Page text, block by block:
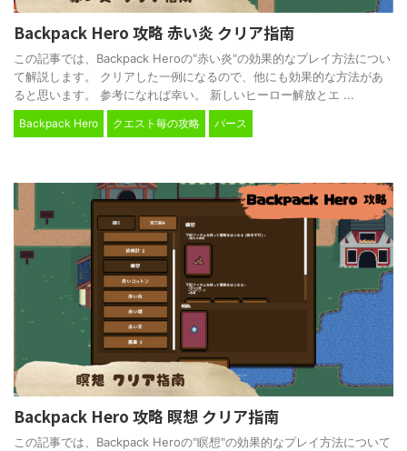
Backpack Hero 攻略 赤い炎 クリア指南
この記事では、Backpack Heroの"赤い炎"の効果的なプレイ方法につい
て解説します。 クリアした一例になるので、他にも効果的な方法があ
ると思います。 参考になれば幸い。 新しいヒーロー解放とエ ...
Backpack Hero クエスト毎の攻略 パース
Backpack Hero 攻略 瞑想 クリア指南
この記事では、Backpack Heroの"瞑想"の効果的なプレイ方法について